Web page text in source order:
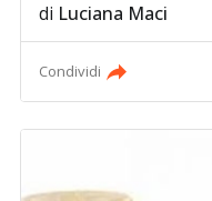
di Luciana Maci
Condividi